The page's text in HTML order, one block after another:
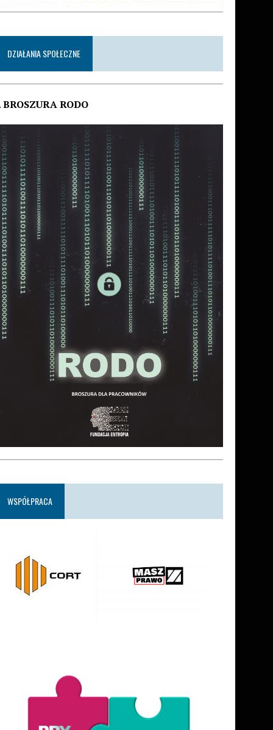
DZIAŁANIA SPOŁECZNE
BROSZURA RODO
WSPÓŁPRACA